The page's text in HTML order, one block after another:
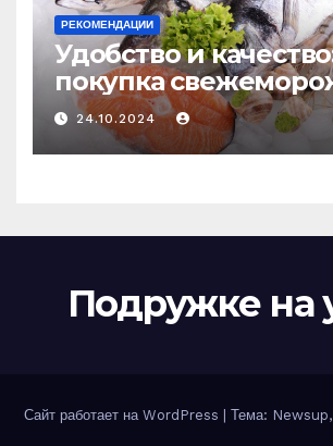
РЕКОМЕНДАЦИИ
Удобство и
покупка
рыбы онлайн
24.10.2024
Подружке на
Сайт работает на WordPress | Тема: Newsup,